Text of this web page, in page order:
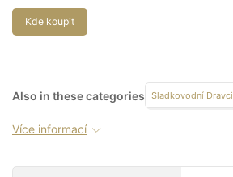
Kde koupit
Also in these categories Sladkovodní Dravci
Více informací